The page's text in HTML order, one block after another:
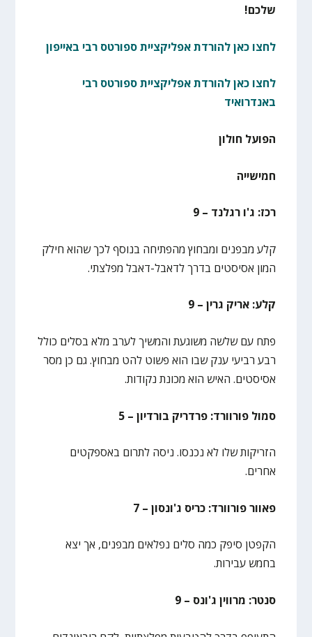
שלכם!
לחצו כאן להורדת אפליקציית ספורטס רבי באייפון
לחצו כאן להורדת אפליקציית ספורטס רבי
באנדרואיד
הפועל חולון
חמישייה
רכז: ג'ו רגלנד – 9
קלע מבפנים ומבחוץ מהפתיחה בנוסף לכך שהוא חילק
המון אסיסטים בדרך לדאבל-דאבל מפלצתי.
קלע: אריק גרין – 9
פתח עם שלשה משוגעת והמשיך לערב מלא בסלים כולל
רבע רביעי ענק שבו הוא פשוט להט מבחוץ. גם כן מסר
אסיסטים. האיש הוא מכונת נקודות.
סמול פורוורד: פרדריק בורדיון – 5
הזריקות שלו לא נכנסו. ניסה לתרום באספקטים
אחרים.
פאוור פורוורד: כריס ג'ונסון – 7
הקפטן סיפק כמה סלים נפלאים מבפנים, אך יצא
בחמש עבירות.
סנטר: מרווין ג'ונס – 9